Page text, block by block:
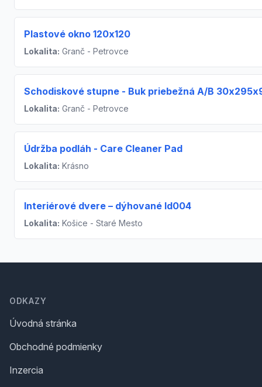
Plastové okno 120x120
Lokalita: Granč - Petrovce
Schodiskové stupne - Buk priebežná A/B
Lokalita: Granč - Petrovce
Údržba podláh - Care Cleaner Pad
Lokalita: Krásno
Interiérové dvere – dýhované Id004
Lokalita: Košice - Staré Mesto
ODKAZY
Úvodná stránka
Obchodné podmienky
Inzercia